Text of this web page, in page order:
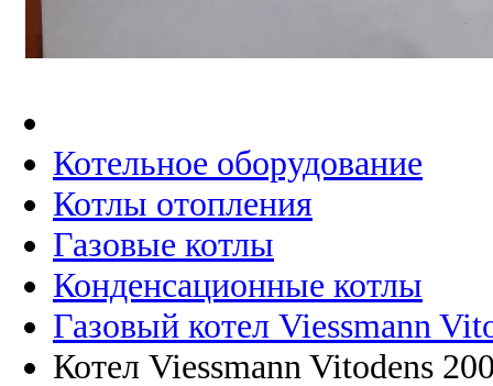
Котельное оборудование
Котлы отопления
Газовые котлы
Конденсационные котлы
Газовый котел Viessmann
Котел Viessmann Vitodens